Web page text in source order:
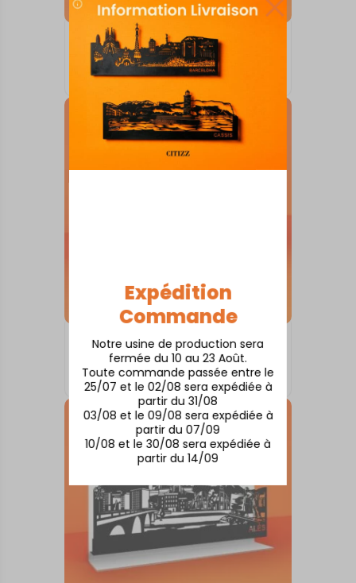
Expédition
Commande
Notre usine de production sera
fermée du 10 au 23 Août.
Toute commande passée entre le
25/07 et le 02/08 sera expédiée à
partir du 31/08
03/08 et le 09/08 sera expédiée à
partir du 07/09
10/08 et le 30/08 sera expédiée à
partir du 14/09
SKYLINE SUR SOCLE
Alençon
À partir de80,00€
SKYLINE SUR SOCLE
Arcachon
À partir de80,00€